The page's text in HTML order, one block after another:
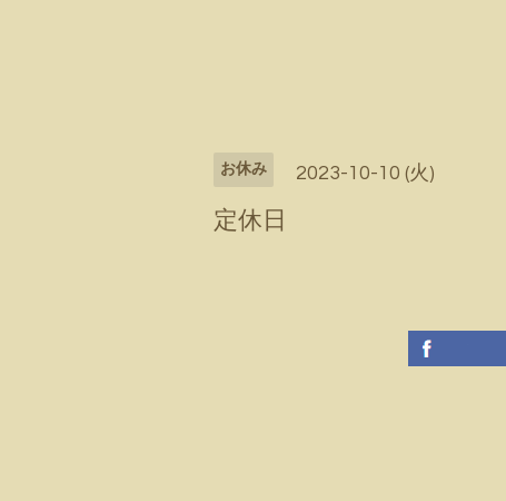
お休み 2023-10-10 (火)
定休日